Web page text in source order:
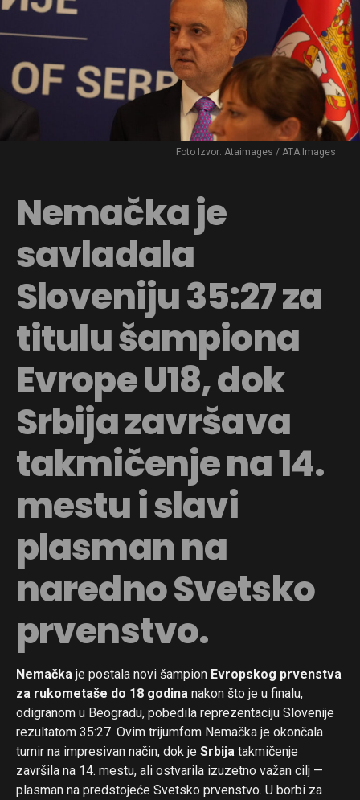
Foto Izvor: Ataimages / ATA Images
Nemačka je
savladala
Sloveniju 35:27 za
titulu šampiona
Evrope U18, dok
Srbija završava
takmičenje na 14.
mestu i slavi
plasman na
naredno Svetsko
prvenstvo.
Nemačka je postala novi šampion Evropskog prvenstva
za rukometaše do 18 godina nakon što je u finalu,
odigranom u Beogradu, pobedila reprezentaciju Slovenije
rezultatom 35:27. Ovim trijumfom Nemačka je okončala
turnir na impresivan način, dok je Srbija takmičenje
završila na 14. mestu, ali ostvarila izuzetno važan cilj —
plasman na predstojeće Svetsko prvenstvo. U borbi za